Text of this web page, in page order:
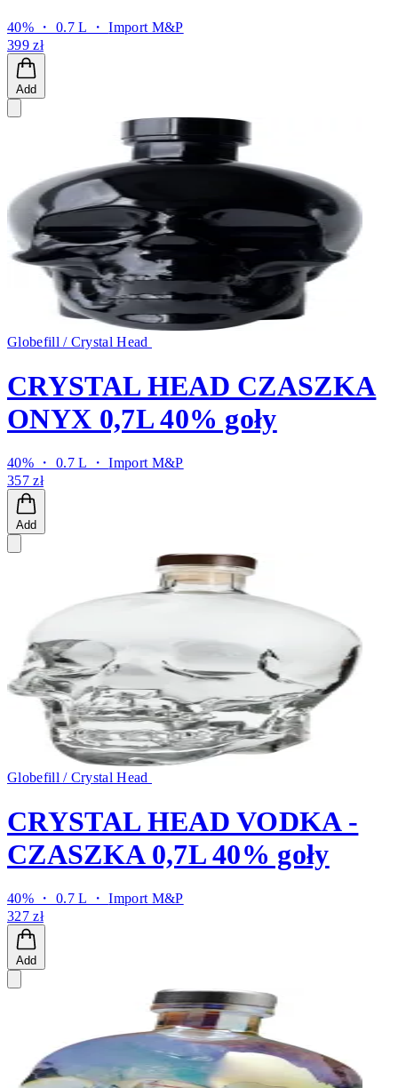
40% ・ 0.7 L ・Import M&P
399 zł
Add
Globefill / Crystal Head
CRYSTAL HEAD CZASZKA
ONYX 0,7L 40% goły
40% ・ 0.7 L ・Import M&P
357 zł
Add
Globefill / Crystal Head
CRYSTAL HEAD VODKA -
CZASZKA 0,7L 40% goły
40% ・ 0.7 L ・Import M&P
327 zł
Add